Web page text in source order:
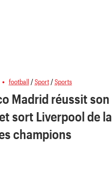
football/Sport/Sports
Madrid réussit son
sort Liverpool de la
champions